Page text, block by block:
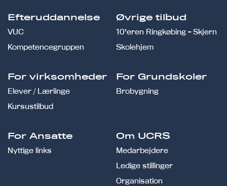
Efteruddannelse
VUC
Kompetencegruppen
Øvrige tilbud
10'eren Ringkøbing - Skjern
Skolehjem
For virksomheder
Elever / Lærlinge
Kursustilbud
For Grundskoler
Brobygning
For Ansatte
Nyttige links
Om UCRS
Medarbejdere
Ledige stillinger
Organisation